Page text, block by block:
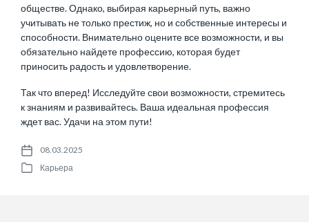
обществе. Однако, выбирая карьерный путь, важно
учитывать не только престиж, но и собственные интересы и
способности. Внимательно оцените все возможности, и вы
обязательно найдете профессию, которая будет
приносить радость и удовлетворение.
Так что вперед! Исследуйте свои возможности, стремитесь
к знаниям и развивайтесь. Ваша идеальная профессия
ждет вас. Удачи на этом пути!
P
08.03.2025
P
Карьера